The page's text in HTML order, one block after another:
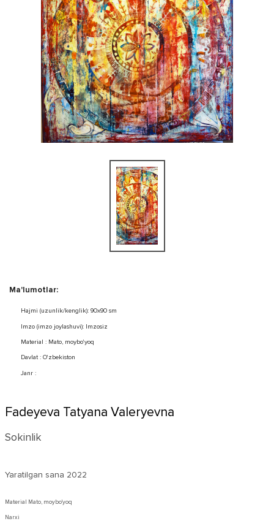
Ma'lumotlar:
Hajmi (uzunlik/kenglik): 90x90 sm
Imzo (imzo joylashuvi): Imzosiz
Material : Mato, moybo'yoq
Davlat : O'zbekiston
Janr :
Fadeyeva Tatyana Valeryevna
Sokinlik
Yaratilgan sana 2022
Material Mato, moybo'yoq
Narxi